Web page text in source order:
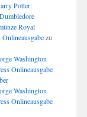
Potter:
Royal
zu
Washington
Onlineausgabe
Washington
Onlineausgabe